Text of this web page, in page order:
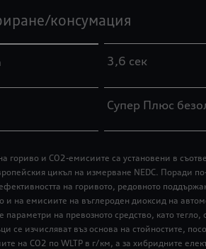
консумация
3,6 сек
Супер Плюс
гориво и СО2-емисиите са установени в
цикъл на измерване NEDC. Поради
на горивото, редовното
и на емисиите на въглероден диоксид на
параметри на превозното средство, като
се изчисляват въз основа на стойностите,
на CO2 по WLTP в г/км, а за хибридните